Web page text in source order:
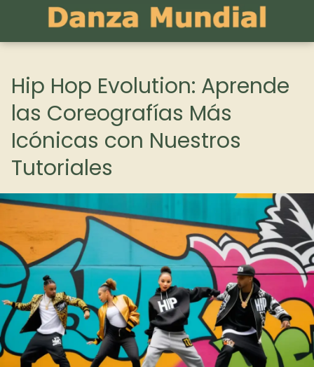
Hip Hop Evolution: Aprende
las Coreografías Más
Icónicas con Nuestros
Tutoriales